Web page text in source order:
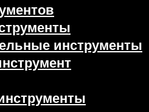
инструменты